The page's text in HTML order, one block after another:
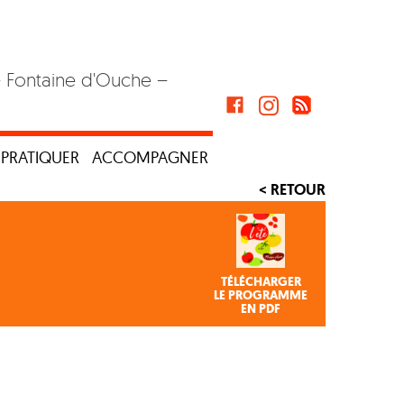
d'Ouche –
PRATIQUER ACCOMPAGNER
< RETOUR
TÉLÉCHARGER
LE PROGRAMME
EN PDF